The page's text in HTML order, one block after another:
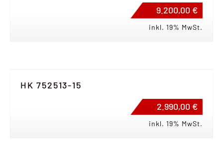
9.200,00 €
inkl. 19% MwSt.
HK 752513-15
2.990,00 €
inkl. 19% MwSt.